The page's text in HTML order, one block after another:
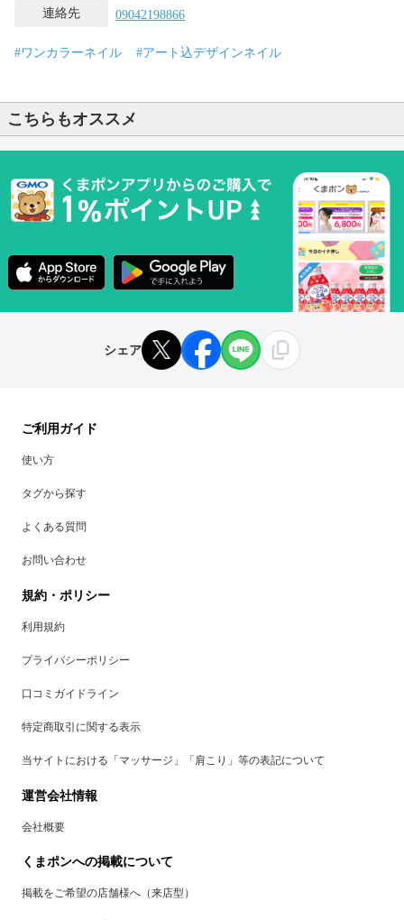
連絡先 09042198866
#ワンカラーネイル #アート込デザインネイル
こちらもオススメ
シェア
ご利用ガイド
使い方
タグから探す
よくある質問
お問い合わせ
規約・ポリシー
利用規約
プライバシーポリシー
口コミガイドライン
特定商取引に関する表示
当サイトにおける「マッサージ」「肩こり」等の表記について
運営会社情報
会社概要
くまポンへの掲載について
掲載をご希望の店舗様へ（来店型）